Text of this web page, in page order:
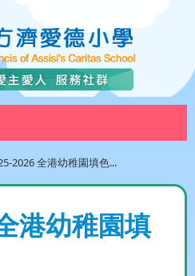
2026 全港幼稚園填色...
港幼稚園填